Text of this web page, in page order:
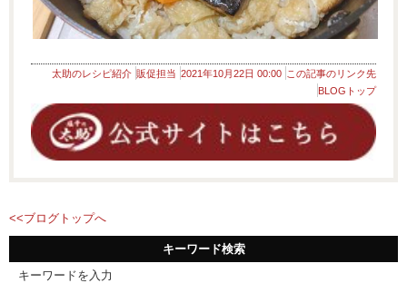
太助のレシピ紹介 販促担当 2021年10月22日 00:00 この記事のリンク先
BLOGトップ
<<ブログトップへ
キーワード検索
キーワードを入力